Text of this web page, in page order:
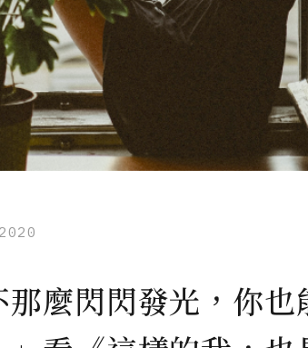
那麼閃閃發光，你也